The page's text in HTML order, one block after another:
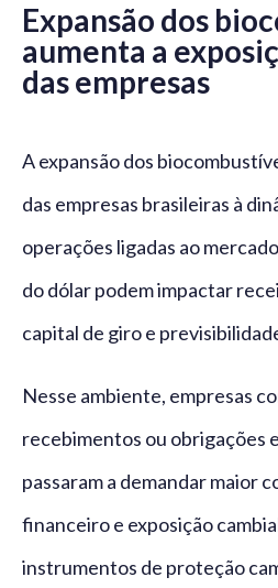
Expansão dos
aumenta a
das empresas
A expansão dos
das empresas brasileiras à
operações ligadas ao
do dólar podem impactar
capital de giro e
Nesse ambiente, empresas
recebimentos ou obrigações
passaram a demandar maior
financeiro e exposição
instrumentos de proteção